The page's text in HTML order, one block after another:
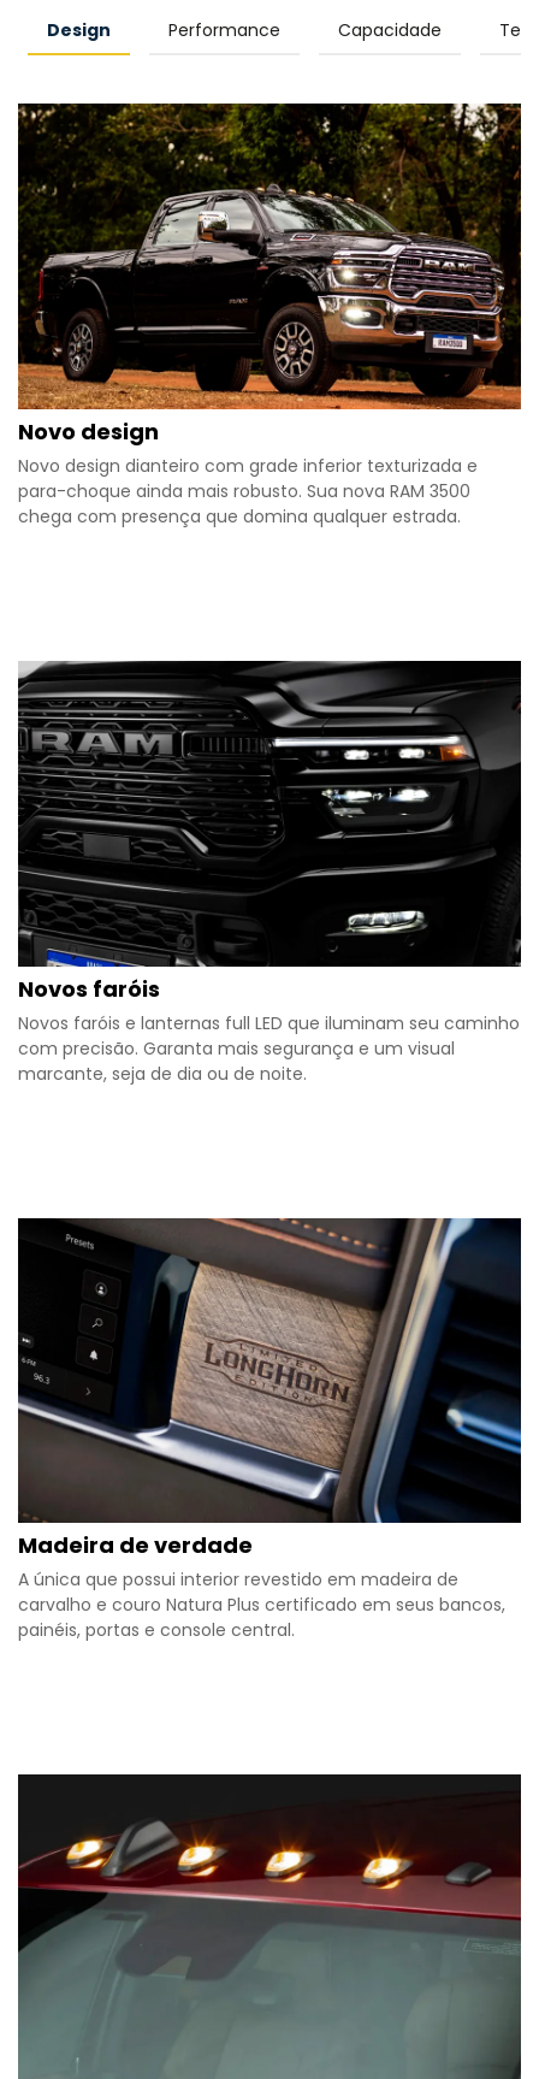
Design Performance Capacidade
Novo design
Novo design dianteiro com grade inferior texturizada e
para-choque ainda mais robusto. Sua nova RAM 3500
chega com presença que domina qualquer estrada.​
Novos faróis
Novos faróis e lanternas full LED que iluminam seu caminho
com precisão. Garanta mais segurança e um visual
marcante, seja de dia ou de noite.​
Madeira de verdade
A única que possui interior revestido em madeira de
carvalho e couro Natura Plus certificado em seus bancos,
painéis, portas e console central.​